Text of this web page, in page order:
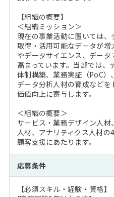
【組織の概要】
＜組織ミッション＞
現在の事業活動に置いては、
取得・活用可能なデータが増
やデータサイエンス、デー
高まっています。当部では、
体制構築、業務実証（PoC）
データ分析人材の育成など
価値向上に寄与します。
＜組織の概要＞
サービス・業務デザイン人
人材、アナリティクス人材の
顧客支援にあたります。
応募条件
【必須スキル・経験・資格】